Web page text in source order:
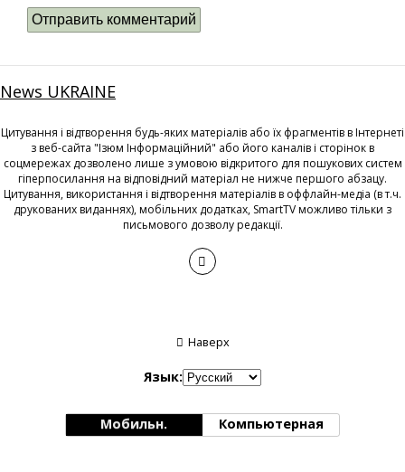
News UKRAINE
Цитування і відтворення будь-яких матеріалів або їх фрагментів в Інтернеті
з веб-сайта "Ізюм Інформаційний" або його каналів і сторінок в
соцмережах дозволено лише з умовою відкритого для пошукових систем
гіперпосилання на відповідний матеріал не нижче першого абзацу.
Цитування, використання і відтворення матеріалів в оффлайн-медіа (в т.ч.
друкованих виданнях), мобільних додатках, SmartTV можливо тільки з
письмового дозволу редакції.
Наверх
Язык:
Мобильн. Компьютерная